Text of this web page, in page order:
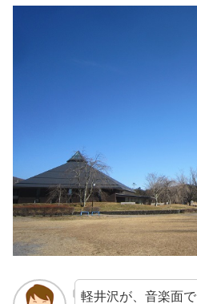
軽井沢が、音楽面で